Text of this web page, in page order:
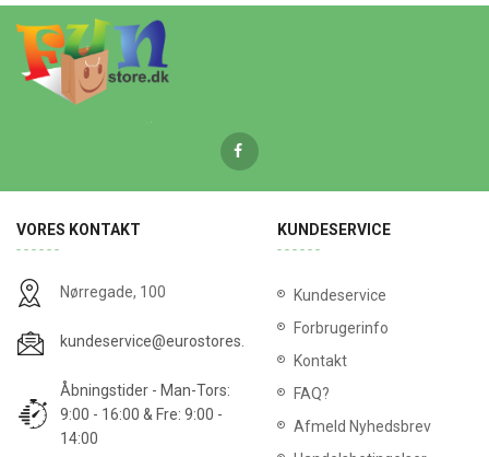
VORES KONTAKT
Nørregade, 100
kundeservice@eurostores.dk
Åbningstider - Man-Tors:
9:00 - 16:00 & Fre: 9:00 -
14:00
KUNDESERVICE
Kundeservice
Forbrugerinfo
Kontakt
FAQ?
Afmeld Nyhedsbrev